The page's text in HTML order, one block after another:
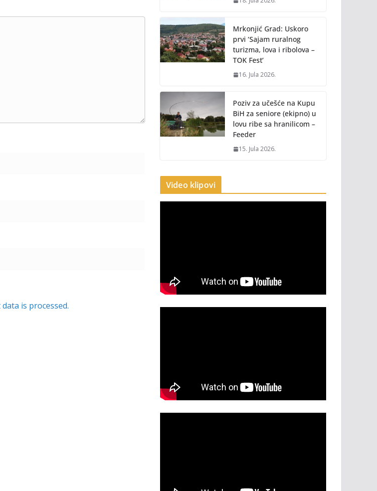
is processed.
Mrkonjić Grad: Uskoro
prvi ‘Sajam ruralnog
turizma, lova i ribolova –
TOK Fest’
16. Jula 2026.
Poziv za učešće na Kupu
BiH za seniore (ekipno) u
lovu ribe sa hranilicom –
Feeder
15. Jula 2026.
Video klipovi